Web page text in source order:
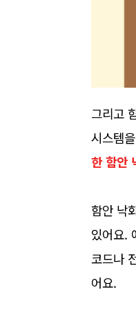
그리고
시스템
한 함안
함안 낙
있어요.
코드나
어요.